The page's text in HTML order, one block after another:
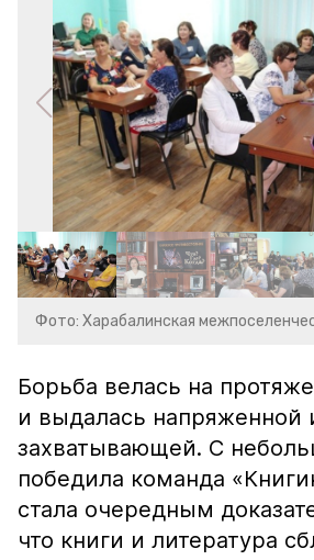
Фото: Харабалинская
Борьба велась на
и выдалась напряженной
захватывающей. С
победила команда
стала очередным
что книги и литература